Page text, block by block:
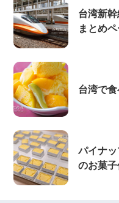
台湾新
まとめ
台湾で
パイナ
のお菓